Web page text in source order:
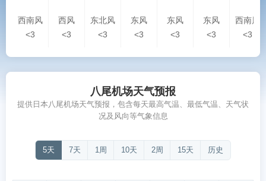
西南风
<3
西风
<3
东北风
<3
东风
<3
东风
<3
东风
<3
西南风
<3
八尾机场天气预报
提供日本八尾机场天气预报，包含每天最高气温、最低气温、天气状
况及风向等气象信息
5天 7天 1周 10天 2周 15天 历史